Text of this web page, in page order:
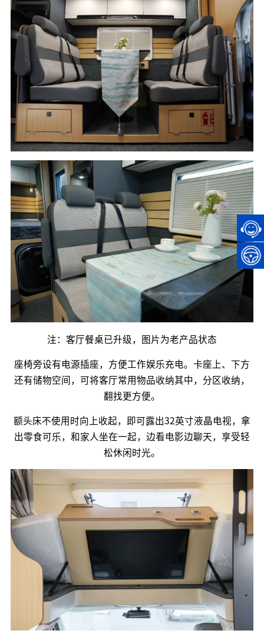
注：客厅餐桌已升级，图片为老产品状态
座椅旁设有电源插座，方便工作娱乐充电。卡座上、下方
还有储物空间，可将客厅常用物品收纳其中，分区收纳，
翻找更方便。
额头床不使用时向上收起，即可露出32英寸液晶电视，拿
出零食可乐，和家人坐在一起，边看电影边聊天，享受轻
松休闲时光。